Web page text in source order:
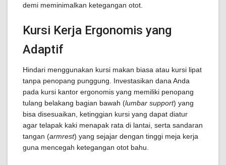
demi meminimalkan ketegangan otot.
Kursi Kerja Ergonomis yang
Adaptif
Hindari menggunakan kursi makan biasa atau kursi lipat
tanpa penopang punggung. Investasikan dana Anda
pada kursi kantor ergonomis yang memiliki penopang
tulang belakang bagian bawah (lumbar support) yang
bisa disesuaikan, ketinggian kursi yang dapat diatur
agar telapak kaki menapak rata di lantai, serta sandaran
tangan (armrest) yang sejajar dengan tinggi meja kerja
guna mencegah ketegangan otot bahu.